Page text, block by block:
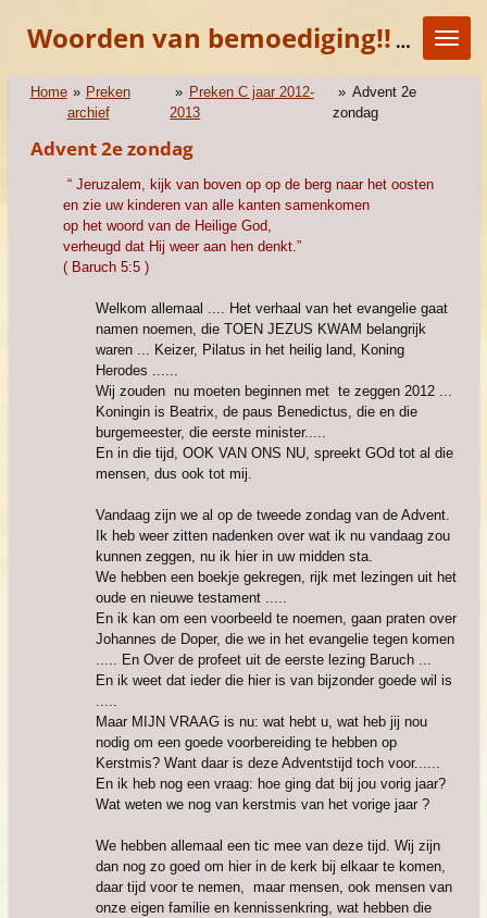
direct
hoofdinhoud
Woorden van bemoediging!!"KOM
Home » Preken
archief
» Preken C jaar 2012-
2013
» Advent 2e
zondag
Advent 2e zondag
“ Jeruzalem, kijk van boven op op de berg naar het oosten
en zie uw kinderen van alle kanten samenkomen
op het woord van de Heilige God,
verheugd dat Hij weer aan hen denkt.”
( Baruch 5:5 )
Welkom allemaal .... Het verhaal van het evangelie gaat
namen noemen, die TOEN JEZUS KWAM belangrijk
waren ... Keizer, Pilatus in het heilig land, Koning
Herodes ......
Wij zouden nu moeten beginnen met te zeggen 2012 ...
Koningin is Beatrix, de paus Benedictus, die en die
burgemeester, die eerste minister.....
En in die tijd, OOK VAN ONS NU, spreekt GOd tot al die
mensen, dus ook tot mij.
Vandaag zijn we al op de tweede zondag van de Advent.
Ik heb weer zitten nadenken over wat ik nu vandaag zou
kunnen zeggen, nu ik hier in uw midden sta.
We hebben een boekje gekregen, rijk met lezingen uit het
oude en nieuwe testament .....
En ik kan om een voorbeeld te noemen, gaan praten over
Johannes de Doper, die we in het evangelie tegen komen
..... En Over de profeet uit de eerste lezing Baruch ...
En ik weet dat ieder die hier is van bijzonder goede wil is
.....
Maar MIJN VRAAG is nu: wat hebt u, wat heb jij nou
nodig om een goede voorbereiding te hebben op
Kerstmis? Want daar is deze Adventstijd toch voor......
En ik heb nog een vraag: hoe ging dat bij jou vorig jaar?
Wat weten we nog van kerstmis van het vorige jaar ?
We hebben allemaal een tic mee van deze tijd. Wij zijn
dan nog zo goed om hier in de kerk bij elkaar te komen,
daar tijd voor te nemen, maar mensen, ook mensen van
onze eigen familie en kennissenkring, wat hebben die